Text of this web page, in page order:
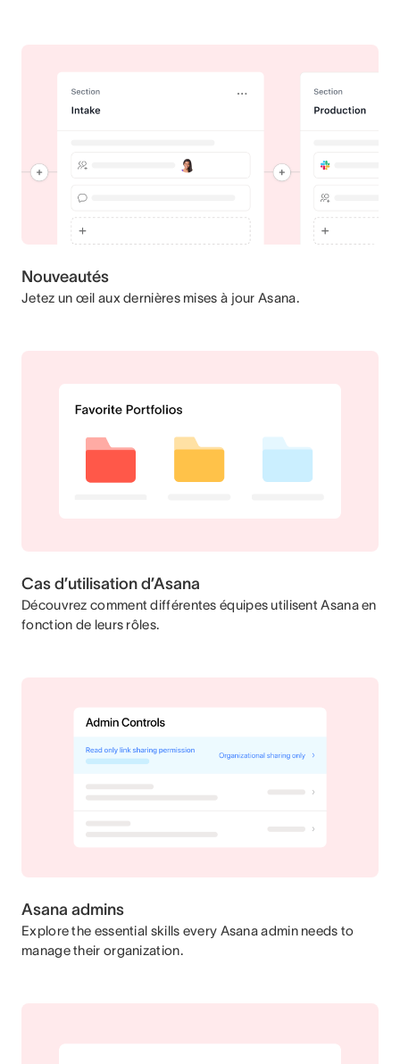
Nouveautés
Jetez un œil aux dernières mises à jour Asana.
Cas d’utilisation d’Asana
Découvrez comment différentes équipes utilisent Asana en
fonction de leurs rôles.
Asana admins
Explore the essential skills every Asana admin needs to
manage their organization.